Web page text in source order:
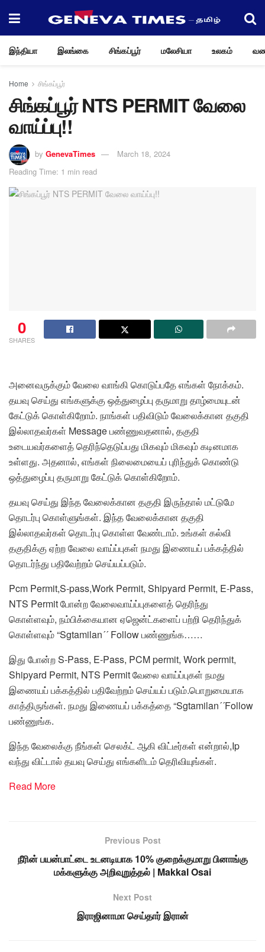
இந்தியா இலங்கை சிங்கப்பூர் மலேசியா உலகம்
Home சிங்கப்பூர்
சிங்கப்பூர் NTS PERMIT வேலை
வாய்ப்பு!!
by GenevaTimes
March 18, 2024
Reading Time: 1 min read
0
SHARES
அனைவருக்கும் வேலை வாங்கி கொடுப்பதே எங்கள் நோக்கம்.
தயவு செய்து எங்களுக்கு ஒத்துழைப்பு தருமாறு தாழ்மையுடன்
கேட்டுக் கொள்கிறோம். நாங்கள் பதிவிடும் வேலைக்கான தகுதி
இல்லாதவர்கள் Message பண்ணுவதனால், தகுதி
உடையவர்களைத் தெரிந்தெடுப்பது மிகவும் மிகவும் கடினமாக
உள்ளது. அதனால், எங்கள் நிலைமையைப் புரிந்துக் கொண்டு
ஒத்துழைப்பு தருமாறு கேட்டுக் கொள்கிறோம்.
தயவு செய்து இந்த வேலைக்கான தகுதி இருந்தால் மட்டுமே
தொடர்பு கொள்ளுங்கள். இந்த வேலைக்கான தகுதி
இல்லாதவர்கள் தொடர்பு கொள்ள வேண்டாம். உங்கள் கல்வி
தகுதிக்கு ஏற்ற வேலை வாய்ப்புகள் நமது இணையப் பக்கத்தில்
தொடர்ந்து பதிவேற்றம் செய்யப்படும்.
Pcm Permit,S-pass,Work Permit, Shipyard Permit, E-Pass,
NTS Permit போன்ற வேலைவாய்ப்புகளைத் தெரிந்து
கொள்ளவும், நம்பிக்கையான ஏஜென்ட்களைப் பற்றி தெரிந்துக்
கொள்ளவும் “Sgtamilan´´ Follow பண்ணுங்க……
இது போன்ற S-Pass, E-Pass, PCM permit, Work permit,
Shipyard Permit, NTS Permit வேலை வாய்ப்புகள் நமது
இணையப் பக்கத்தில் பதிவேற்றம் செய்யப் படும்.பொறுமையாக
காத்திருங்கள். நமது இணையப் பக்கத்தை “Sgtamilan´´Follow
பண்ணுங்க.
இந்த வேலைக்கு நீங்கள் செலக்ட் ஆகி விட்டீர்கள் என்றால்,Ip
வந்து விட்டால் தயவு செய்து எங்களிடம் தெரிவியுங்கள்.
Read More
Previous Post
நீரின் பயன்பாட்டை உடனடியாக 10% குறைக்குமாறு பினாங்கு
மக்களுக்கு அறிவுறுத்தல் | Makkal Osai
Next Post
இராஜினாமா செய்தார் இரான்